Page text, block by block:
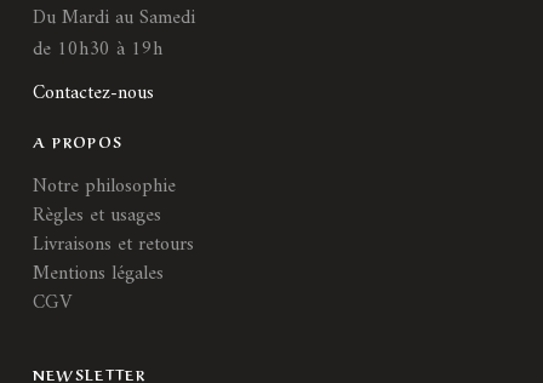
Du Mardi au Samedi
de 10h30 à 19h
Contactez-nous
A PROPOS
Notre philosophie
Règles et usages
Livraisons et retours
Mentions légales
CGV
NEWSLETTER